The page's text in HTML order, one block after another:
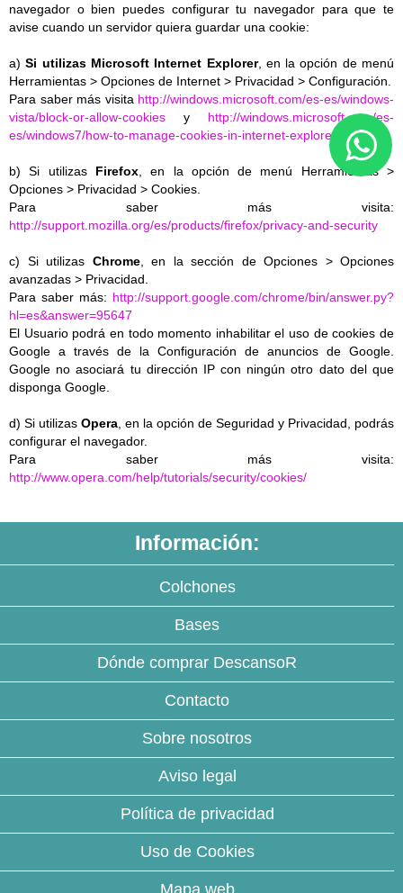
navegador o bien puedes configurar tu navegador para que te
avise cuando un servidor quiera guardar una cookie:
a) Si utilizas Microsoft Internet Explorer, en la opción de menú
Herramientas > Opciones de Internet > Privacidad > Configuración.
Para saber más visita http://windows.microsoft.com/es-es/windows-
vista/block-or-allow-cookies y http://windows.microsoft.com/es-
es/windows7/how-to-manage-cookies-in-internet-explorer-9
b) Si utilizas Firefox, en la opción de menú Herramientas >
Opciones > Privacidad > Cookies.
Para saber más visita:
http://support.mozilla.org/es/products/firefox/privacy-and-security
c) Si utilizas Chrome, en la sección de Opciones > Opciones
avanzadas > Privacidad.
Para saber más: http://support.google.com/chrome/bin/answer.py?
hl=es&answer=95647
El Usuario podrá en todo momento inhabilitar el uso de cookies de
Google a través de la Configuración de anuncios de Google.
Google no asociará tu dirección IP con ningún otro dato del que
disponga Google.
d) Si utilizas Opera , en la opción de Seguridad y Privacidad, podrás
configurar el navegador.
Para saber más visita:
http://www.opera.com/help/tutorials/security/cookies/
Información:
Colchones
Bases
Dónde comprar DescansoR
Contacto
Sobre nosotros
Aviso legal
Política de privacidad
Uso de Cookies